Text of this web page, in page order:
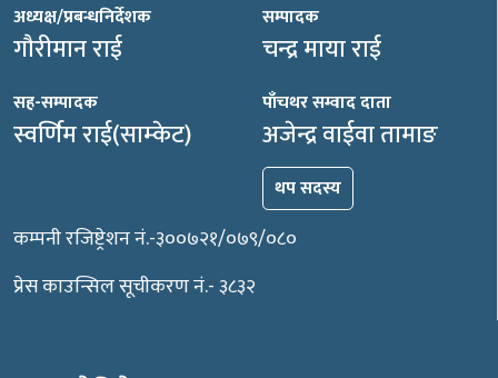
अध्यक्ष/प्रबन्धनिर्देशक
गौरीमान राई
सम्पादक
चन्द्र माया राई
सह-सम्पादक
स्वर्णिम राई(साम्केट)
पाँचथर सम्वाद दाता
अजेन्द्र वाईवा तामाङ
थप सदस्य
कम्पनी रजिष्ट्रेशन नं.-३००७२१/०७९/०८०
प्रेस काउन्सिल सूचीकरण नं.- ३८३२